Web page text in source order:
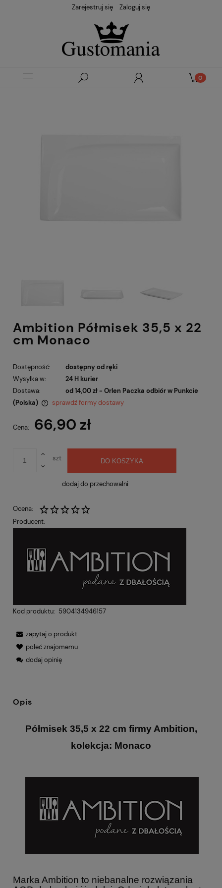
Zarejestruj się Zaloguj się
Ambition Półmisek 35,5 x 22
cm Monaco
Dostępność:
dostępny od ręki
Wysyłka w:
24 H kurier
Dostawa:
od 14,00 zł - Orlen Paczka odbiór w Punkcie
(Polska)
sprawdź formy dostawy
Cena: 66,90 zł
szt DO KOSZYKA
dodaj do przechowalni
Ocena:
Producent:
Kod produktu: 5904134946157
zapytaj o produkt
poleć znajomemu
dodaj opinię
Opis
Półmisek 35,5 x 22 cm firmy Ambition,
kolekcja: Monaco
Marka Ambition to niebanalne rozwiązania